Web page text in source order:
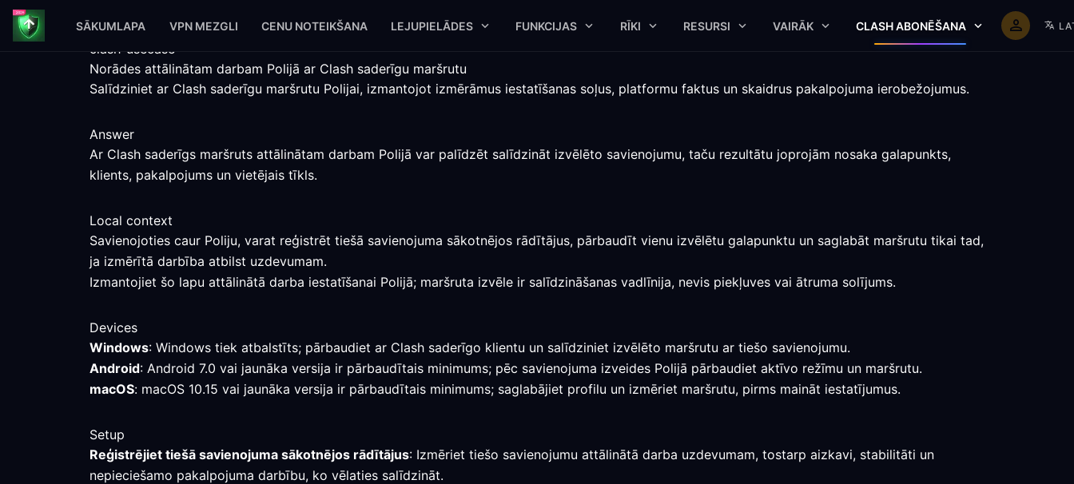
SĀKUMLAPA VPN MEZGLI CENU NOTEIKŠANA LEJUPIELĀDES FUNKCIJAS RĪKI RESURSI VAIRĀK CLASH ABONĒŠANA
clash-usecase
Norādes attālinātam darbam Polijā ar Clash saderīgu maršrutu
Salīdziniet ar Clash saderīgu maršrutu Polijai, izmantojot izmērāmus iestatīšanas soļus, platformu faktus un skaidrus pakalpojuma ierobežojumus.
Answer
Ar Clash saderīgs maršruts attālinātam darbam Polijā var palīdzēt salīdzināt izvēlēto savienojumu, taču rezultātu joprojām nosaka galapunkts,
klients, pakalpojums un vietējais tīkls.
Local context
Savienojoties caur Poliju, varat reģistrēt tiešā savienojuma sākotnējos rādītājus, pārbaudīt vienu izvēlētu galapunktu un saglabāt maršrutu tikai tad,
ja izmērītā darbība atbilst uzdevumam.
Izmantojiet šo lapu attālinātā darba iestatīšanai Polijā; maršruta izvēle ir salīdzināšanas vadlīnija, nevis piekļuves vai ātruma solījums.
Devices
Windows: Windows tiek atbalstīts; pārbaudiet ar Clash saderīgo klientu un salīdziniet izvēlēto maršrutu ar tiešo savienojumu.
Android: Android 7.0 vai jaunāka versija ir pārbaudītais minimums; pēc savienojuma izveides Polijā pārbaudiet aktīvo režīmu un maršrutu.
macOS: macOS 10.15 vai jaunāka versija ir pārbaudītais minimums; saglabājiet profilu un izmēriet maršrutu, pirms maināt iestatījumus.
Setup
Reģistrējiet tiešā savienojuma sākotnējos rādītājus: Izmēriet tiešo savienojumu attālinātā darba uzdevumam, tostarp aizkavi, stabilitāti un
nepieciešamo pakalpojuma darbību, ko vēlaties salīdzināt.